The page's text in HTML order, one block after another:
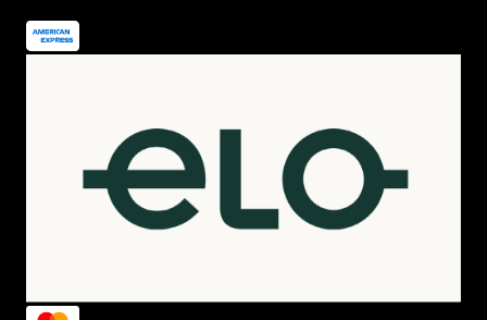
Compra na Menina Shoes - Sua Loja Oficial: Benefícios
Exclusivos
oficial New Era, você não apenas adquire produtos
programa de fidelidade Love Points. Sua satisfação é
nossa prioridade.